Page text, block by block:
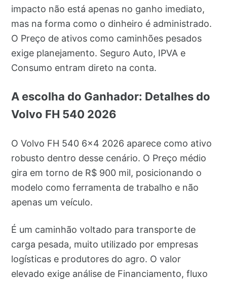
impacto não está apenas no ganho imediato,
mas na forma como o dinheiro é administrado.
O Preço de ativos como caminhões pesados
exige planejamento. Seguro Auto, IPVA e
Consumo entram direto na conta.
A escolha do Ganhador: Detalhes do
Volvo FH 540 2026
O Volvo FH 540 6x4 2026 aparece como ativo
robusto dentro desse cenário. O Preço médio
gira em torno de R$ 900 mil, posicionando o
modelo como ferramenta de trabalho e não
apenas um veículo.
É um caminhão voltado para transporte de
carga pesada, muito utilizado por empresas
logísticas e produtores do agro. O valor
elevado exige análise de Financiamento, fluxo